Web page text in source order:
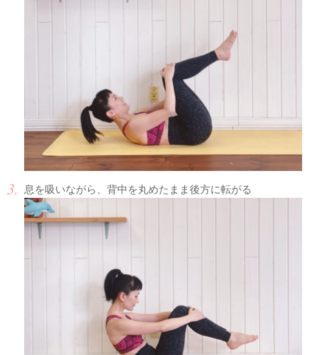
息を吸いながら、背中を丸めたまま後方に転がる